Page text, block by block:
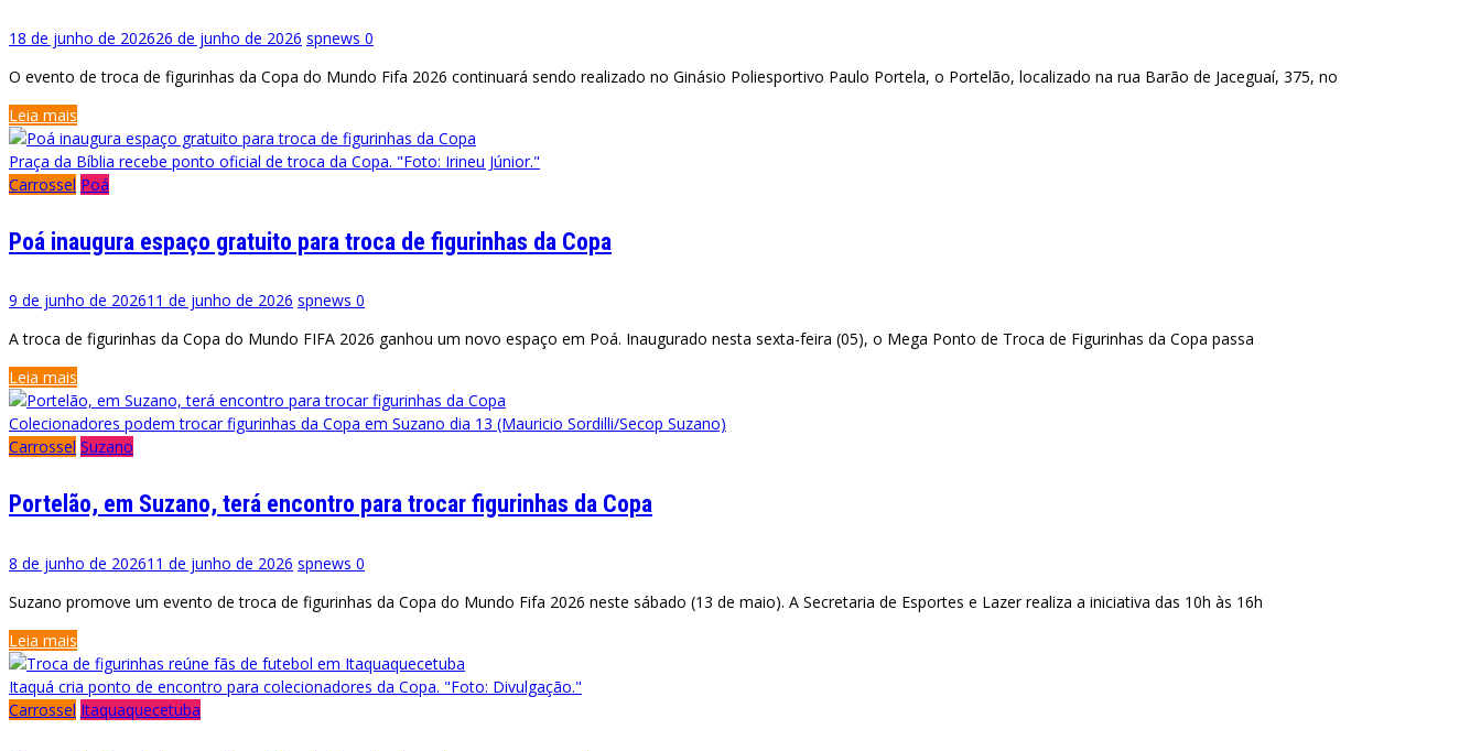
18 de junho de 202626 de junho de 2026 spnews 0
O evento de troca de figurinhas da Copa do Mundo Fifa 2026 continuará sendo realizado no Ginásio Poliesportivo Paulo Portela, o Portelão, localizado na rua Barão de Jaceguaí, 375, no
Leia mais
Praça da Bíblia recebe ponto oficial de troca da Copa. "Foto: Irineu Júnior."
Carrossel Poá
Poá inaugura espaço gratuito para troca de figurinhas da Copa
9 de junho de 202611 de junho de 2026 spnews 0
A troca de figurinhas da Copa do Mundo FIFA 2026 ganhou um novo espaço em Poá. Inaugurado nesta sexta-feira (05), o Mega Ponto de Troca de Figurinhas da Copa passa
Leia mais
Colecionadores podem trocar figurinhas da Copa em Suzano dia 13 (Mauricio Sordilli/Secop Suzano)
Carrossel Suzano
Portelão, em Suzano, terá encontro para trocar figurinhas da Copa
8 de junho de 202611 de junho de 2026 spnews 0
Suzano promove um evento de troca de figurinhas da Copa do Mundo Fifa 2026 neste sábado (13 de maio). A Secretaria de Esportes e Lazer realiza a iniciativa das 10h às 16h
Leia mais
Itaquá cria ponto de encontro para colecionadores da Copa. "Foto: Divulgação."
Carrossel Itaquaquecetuba